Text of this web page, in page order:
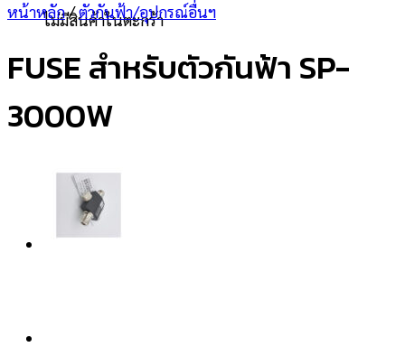
ไม่มีสินค้าในตะกร้า
หน้าหลัก/ตัวกันฟ้า/อุปกรณ์อื่นฯ
FUSE สำหรับตัวกันฟ้า SP-
3000W